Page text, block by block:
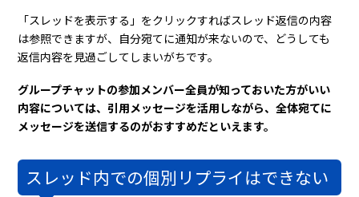
「スレッドを表示する」をクリックすればスレッド返信の内容
は参照できますが、自分宛てに通知が来ないので、どうしても
返信内容を見過ごしてしまいがちです。
グループチャットの参加メンバー全員が知っておいた方がいい
内容については、引用メッセージを活用しながら、全体宛てに
メッセージを送信するのがおすすめだといえます。
スレッド内での個別リプライはできない